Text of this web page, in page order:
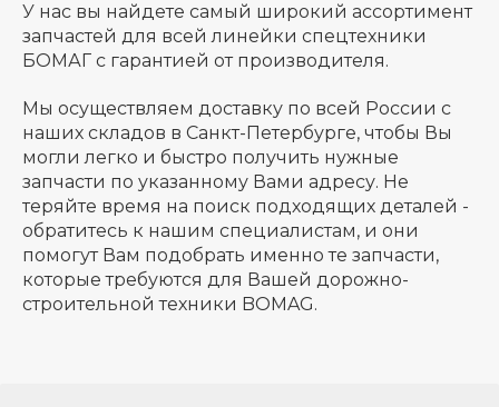
У нас вы найдете самый широкий ассортимент
запчастей для всей линейки спецтехники
БОМАГ с гарантией от производителя.
Мы осуществляем доставку по всей России с
наших складов в Санкт-Петербурге, чтобы Вы
могли легко и быстро получить нужные
запчасти по указанному Вами адресу. Не
теряйте время на поиск подходящих деталей -
обратитесь к нашим специалистам, и они
помогут Вам подобрать именно те запчасти,
которые требуются для Вашей дорожно-
строительной техники BOMAG.